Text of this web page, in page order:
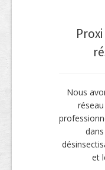
Nous
et